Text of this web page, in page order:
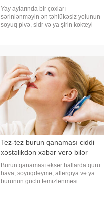
Yay aylarında bir çoxları
sərinlənməyin ən təhlükəsiz yolunun
soyuq pivə, sidr və ya şirin kokteyl
vaxt zərərsi
Tez-tez burun qanaması ciddi
xəstəlikdən xəbər verə bilər
Burun qanaması əksər hallarda quru
hava, soyuqdəymə, allergiya və ya
burunun güclü təmizlənməsi